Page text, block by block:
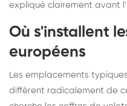
expliqué clairement avant
Où s'installent
européens
Les emplacements
diffèrent radicalement de